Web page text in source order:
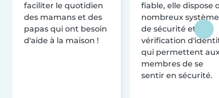
faciliter le quotidien
des mamans et des
papas qui ont besoin
d'aide à la maison !
fiable, elle dispose
nombreux
de sécurité et de
vérification
qui permettent
membres de se
sentir en sécurité.